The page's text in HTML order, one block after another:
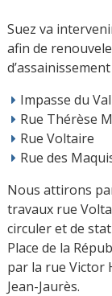
Suez va
afin de
Impasse du
Rue Thérèse
Rue Voltaire
Rue des
Nous attirons
travaux rue
circuler et de
Place de la
par la rue Victor
Jean-Jaurès.